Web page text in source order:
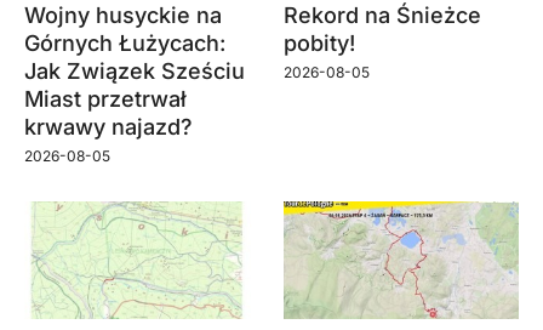
Wojny husyckie na
Górnych Łużycach:
Jak Związek Sześciu
Miast przetrwał
krwawy najazd?
2026-08-05
Rekord na Śnieżce
pobity!
2026-08-05